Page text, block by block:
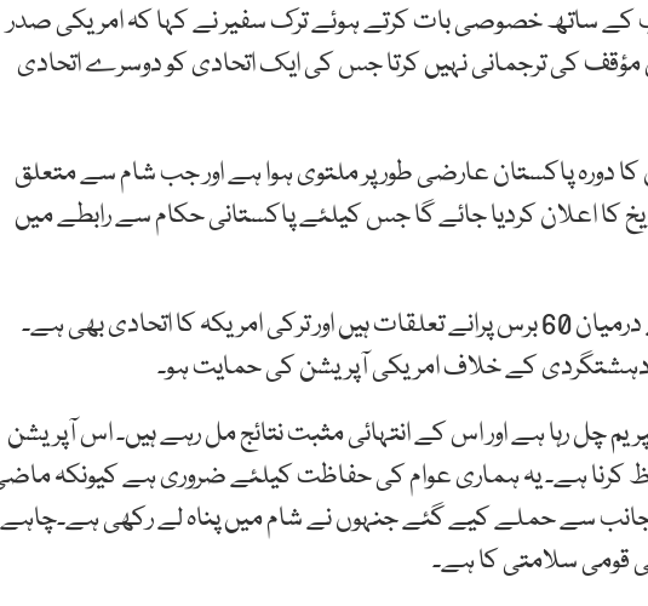
کے ساتھ خصوصی بات کرتے ہوئے ترک سفیر نے کہا کہ امریکی صدر
کی ترجمانی نہیں کرتا جس کی ایک اتحادی کو دوسرے اتحادی
دورہ پاکستان عارضی طور پر ملتوی ہوا ہے اور جب شام سے متعلق
کا اعلان کردیا جائے گا جس کیلئے پاکستانی حکام سے رابطے میں
ترکی کے سفیر نے کہا کہ ترکی اور امریکہ کے درمیان 60 برس پرانے تعلقات ہیں اور ترکی امریکہ کا اتحادی بھی ہے۔
دہشتگردی کے خلاف امریکی آپریشن کی حمایت ہو۔
چل رہا ہے اور اس کے انتہائی مثبت نتائج مل رہے ہیں۔ اس آپریشن
ہے۔ یہ ہماری عوام کی حفاظت کیلئے ضروری ہے کیونکہ
سے حملے کیے گئے جنہوں نے شام میں پناہ لے رکھی ہے۔چاہے
قومی سلامتی کا ہے۔